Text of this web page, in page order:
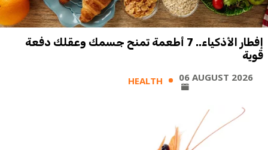
إفطار الأذكياء.. 7 أطعمة تمنح جسمك وعقلك دفعة
قوية
HEALTH 06 AUGUST 2026